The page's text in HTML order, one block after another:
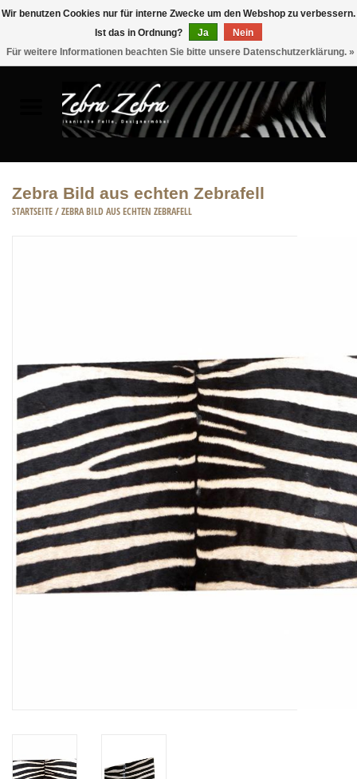
MÖBEL
WOHNACCESSOIRES
Zebra Bild aus echten Zebrafell
STARTSEITE/ZEBRA BILD AUS ECHTEN ZEBRAFELL
Wir benutzen Cookies nur für interne Zwecke um den Webshop zu verbessern.
Ist das in Ordnung?
Ja
Nein
Für weitere Informationen beachten Sie bitte unsere Datenschutzerklärung. »